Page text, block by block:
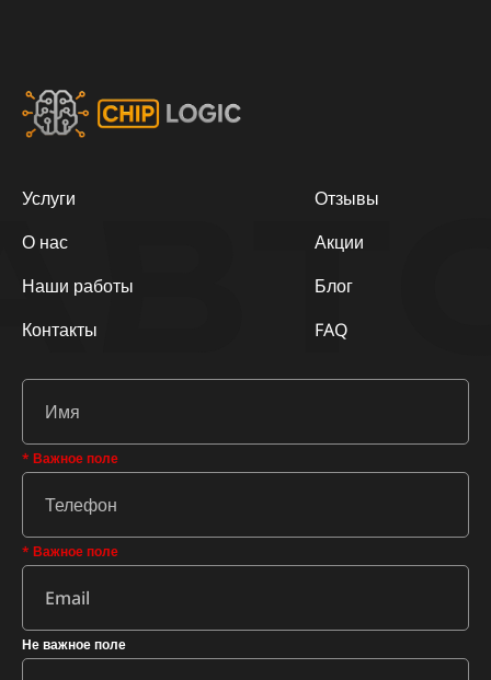
Услуги
О нас
Наши работы
Контакты
Отзывы
Акции
Блог
FAQ
* Важное поле
* Важное поле
Не важное поле